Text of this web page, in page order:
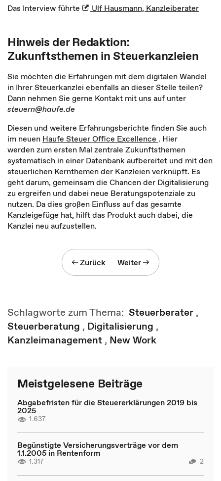
Das Interview führte Ulf Hausmann, Kanzleiberater
Hinweis der Redaktion:
Zukunftsthemen in Steuerkanzleien
Sie möchten die Erfahrungen mit dem digitalen Wandel
in Ihrer Steuerkanzlei ebenfalls an dieser Stelle teilen?
Dann nehmen Sie gerne Kontakt mit uns auf unter
steuern@haufe.de
Diesen und weitere Erfahrungsberichte finden Sie auch
im neuen Haufe Steuer Office Excellence . Hier
werden zum ersten Mal zentrale Zukunftsthemen
systematisch in einer Datenbank aufbereitet und mit den
steuerlichen Kernthemen der Kanzleien verknüpft. Es
geht darum, gemeinsam die Chancen der Digitalisierung
zu ergreifen und dabei neue Beratungspotenziale zu
nutzen. Da dies großen Einfluss auf das gesamte
Kanzleigefüge hat, hilft das Produkt auch dabei, die
Kanzlei neu aufzustellen.
Zurück Weiter
Schlagworte zum Thema: Steuerberater ,
Steuerberatung , Digitalisierung ,
Kanzleimanagement , New Work
Meistgelesene Beiträge
Abgabefristen für die Steuererklärungen 2019 bis
2025
1.637
Begünstigte Versicherungsverträge vor dem
1.1.2005 in Rentenform
1.317 2